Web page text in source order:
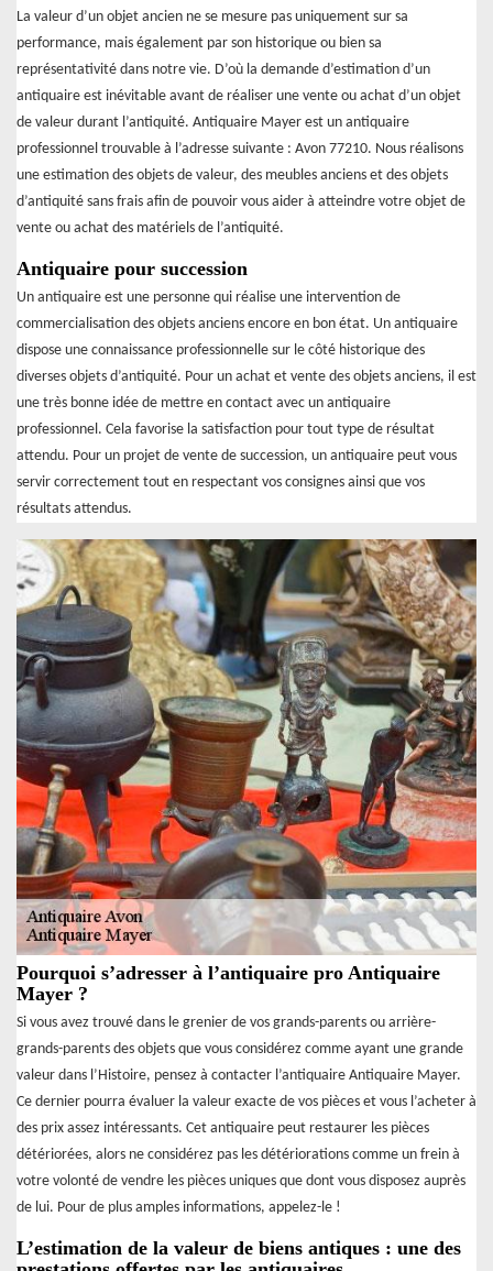
La valeur d’un objet ancien ne se mesure pas uniquement sur sa
performance, mais également par son historique ou bien sa
représentativité dans notre vie. D’où la demande d’estimation d’un
antiquaire est inévitable avant de réaliser une vente ou achat d’un objet
de valeur durant l’antiquité. Antiquaire Mayer est un antiquaire
professionnel trouvable à l’adresse suivante : Avon 77210. Nous réalisons
une estimation des objets de valeur, des meubles anciens et des objets
d’antiquité sans frais afin de pouvoir vous aider à atteindre votre objet de
vente ou achat des matériels de l’antiquité.
Antiquaire pour succession
Un antiquaire est une personne qui réalise une intervention de
commercialisation des objets anciens encore en bon état. Un antiquaire
dispose une connaissance professionnelle sur le côté historique des
diverses objets d’antiquité. Pour un achat et vente des objets anciens, il est
une très bonne idée de mettre en contact avec un antiquaire
professionnel. Cela favorise la satisfaction pour tout type de résultat
attendu. Pour un projet de vente de succession, un antiquaire peut vous
servir correctement tout en respectant vos consignes ainsi que vos
résultats attendus.
Pourquoi s’adresser à l’antiquaire pro Antiquaire
Mayer ?
Si vous avez trouvé dans le grenier de vos grands-parents ou arrière-
grands-parents des objets que vous considérez comme ayant une grande
valeur dans l’Histoire, pensez à contacter l’antiquaire Antiquaire Mayer.
Ce dernier pourra évaluer la valeur exacte de vos pièces et vous l’acheter à
des prix assez intéressants. Cet antiquaire peut restaurer les pièces
détériorées, alors ne considérez pas les détériorations comme un frein à
votre volonté de vendre les pièces uniques que dont vous disposez auprès
de lui. Pour de plus amples informations, appelez-le !
L’estimation de la valeur de biens antiques : une des